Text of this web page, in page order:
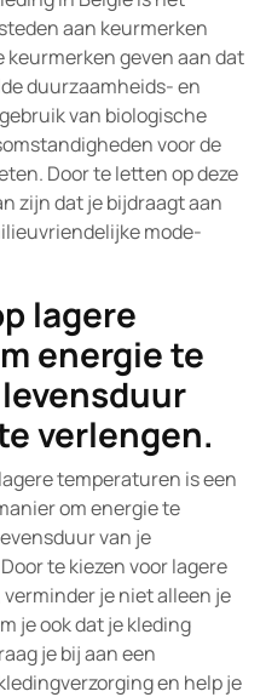
aan keurmerken
keurmerken geven aan dat
duurzaamheids- en
van biologische
voor de
Door te letten op deze
zijn dat je bijdraagt aan
mode-
lagere
energie te
verlengen.
temperaturen is een
om energie te
van je
te kiezen voor lagere
je niet alleen je
je ook dat je kleding
je bij aan een
en help je